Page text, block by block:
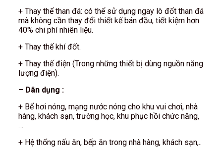
+ Thay thế than đá: có thể sử dụng ngay lò đốt than đá
mà không cần thay đổi thiết kế bán đầu, tiết kiệm hơn
40% chi phí nhiên liệu.
+ Thay thế khí đốt.
+ Thay thế điện (Trong những thiết bị dùng nguồn năng
lượng điện).
– Dân dụng :
+ Bể hơi nóng, mạng nước nóng cho khu vui chơi, nhà
hàng, khách sạn, trường học, khu phục hồi chức năng,
…
+ Hệ thống nấu ăn, bếp ăn trong nhà hàng, khách sạn,..